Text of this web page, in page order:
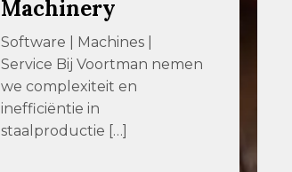
Renneberg is een
toonaangevend
metaalbewerkingsbedrijf
met meer dan 100 jaar
ervaring. Dankzij
verregaande